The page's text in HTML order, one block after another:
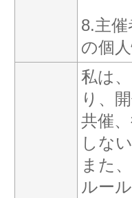
8.主
の個
私は
り、
共催
しな
また
ルー